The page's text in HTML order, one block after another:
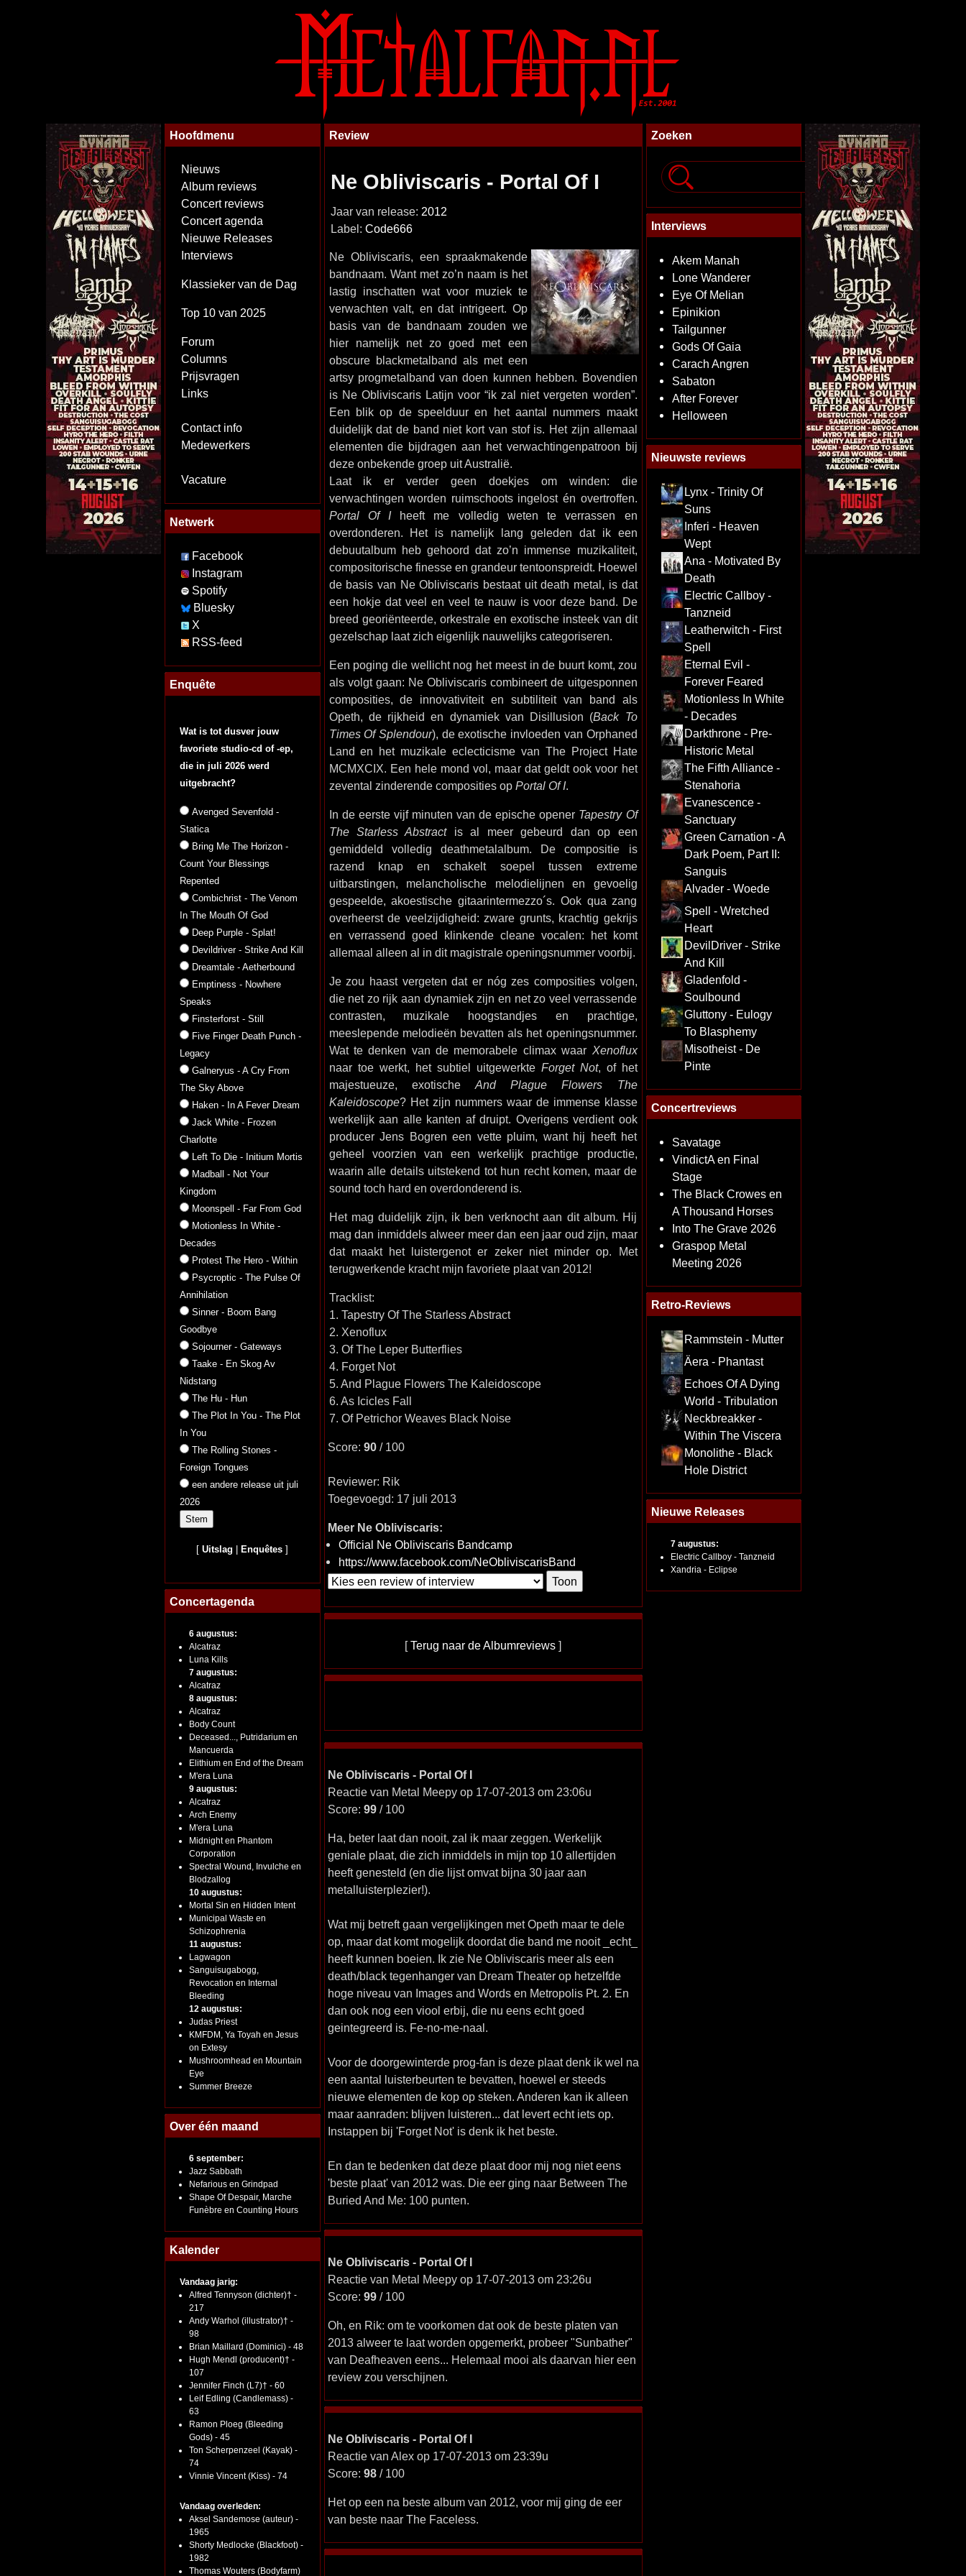
Hoofdmenu
Nieuws
Album reviews
Concert reviews
Concert agenda
Nieuwe Releases
Interviews
Klassieker van de Dag
Top 10 van 2025
Forum
Columns
Prijsvragen
Links
Contact info
Medewerkers
Vacature
Netwerk
Facebook
Instagram
Spotify
Bluesky
X
RSS-feed
Enquête
Wat is tot dusver jouw
favoriete studio-cd of -ep,
die in juli 2026 werd
uitgebracht?
Avenged Sevenfold -
Statica
Bring Me The Horizon -
Count Your Blessings
Repented
Combichrist - The Venom
In The Mouth Of God
Deep Purple - Splat!
Devildriver - Strike And Kill
Dreamtale - Aetherbound
Emptiness - Nowhere
Speaks
Finsterforst - Still
Five Finger Death Punch -
Legacy
Galneryus - A Cry From
The Sky Above
Haken - In A Fever Dream
Jack White - Frozen
Charlotte
Left To Die - Initium Mortis
Madball - Not Your
Kingdom
Moonspell - Far From God
Motionless In White -
Decades
Protest The Hero - Within
Psycroptic - The Pulse Of
Annihilation
Sinner - Boom Bang
Goodbye
Sojourner - Gateways
Taake - En Skog Av
Nidstang
The Hu - Hun
The Plot In You - The Plot
In You
The Rolling Stones -
Foreign Tongues
een andere release uit juli
2026
[Uitslag Enquêtes ]
Concertagenda
6 augustus:
Alcatraz
Luna Kills
7 augustus:
Alcatraz
8 augustus:
Alcatraz
Body Count
Deceased..., Putridarium en
Mancuerda
Elithium en End of the Dream
M'era Luna
9 augustus:
Alcatraz
Arch Enemy
M'era Luna
Midnight en Phantom
Corporation
Spectral Wound, Invulche en
Blodzallog
10 augustus:
Mortal Sin en Hidden Intent
Municipal Waste en
Schizophrenia
11 augustus:
Lagwagon
Sanguisugabogg,
Revocation en Internal
Bleeding
12 augustus:
Judas Priest
KMFDM, Ya Toyah en Jesus
on Extesy
Mushroomhead en Mountain
Eye
Summer Breeze
Over één maand
6 september:
Jazz Sabbath
Nefarious en Grindpad
Shape Of Despair, Marche
Funèbre en Counting Hours
Kalender
Vandaag jarig:
Alfred Tennyson (dichter)† -
217
Andy Warhol (illustrator)† -
98
Brian Maillard (Dominici) - 48
Hugh Mendl (producent)† -
107
Jennifer Finch (L7)† - 60
Leif Edling (Candlemass) -
63
Ramon Ploeg (Bleeding
Gods) - 45
Ton Scherpenzeel (Kayak) -
74
Vinnie Vincent (Kiss) - 74
Vandaag overleden:
Aksel Sandemose (auteur) -
1965
Shorty Medlocke (Blackfoot) -
1982
Thomas Wouters (Bodyfarm)
Review
Ne Obliviscaris - Portal Of I
Jaar van release: 2012
Label: Code666
Ne Obliviscaris, een spraakmakende
bandnaam. Want met zo’n naam is het
lastig inschatten wat voor muziek te
verwachten valt, en dat intrigeert. Op
basis van de bandnaam zouden we
hier namelijk net zo goed met een
obscure blackmetalband als met een
artsy progmetalband van doen kunnen hebben. Bovendien
is Ne Obliviscaris Latijn voor “ik zal niet vergeten worden”.
Een blik op de speelduur en het aantal nummers maakt
duidelijk dat de band niet kort van stof is. Het zijn allemaal
elementen die bijdragen aan het verwachtingenpatroon bij
deze onbekende groep uit Australië.
Laat ik er verder geen doekjes om winden: die
verwachtingen worden ruimschoots ingelost én overtroffen.
Portal Of Iheeft me volledig weten te verrassen en
overdonderen. Het is namelijk lang geleden dat ik een
debuutalbum heb gehoord dat zo’n immense muzikaliteit,
compositorische finesse en grandeur tentoonspreidt. Hoewel
de basis van Ne Obliviscaris bestaat uit death metal, is dat
een hokje dat veel en veel te nauw is voor deze band. De
breed georiënteerde, orkestrale en exotische insteek van dit
gezelschap laat zich eigenlijk nauwelijks categoriseren.
Een poging die wellicht nog het meest in de buurt komt, zou
als volgt gaan: Ne Obliviscaris combineert de uitgesponnen
composities, de innovativiteit en subtiliteit van band als
Opeth, de rijkheid en dynamiek van Disillusion (Back To
Times Of Splendour), de exotische invloeden van Orphaned
Land en het muzikale eclecticisme van The Project Hate
MCMXCIX. Een hele mond vol, maar dat geldt ook voor het
zevental zinderende composities op Portal Of I.
In de eerste vijf minuten van de epische opener Tapestry Of
The Starless Abstractis al meer gebeurd dan op een
gemiddeld volledig deathmetalalbum. De compositie is
razend knap en schakelt soepel tussen extreme
uitbarstingen, melancholische melodielijnen en gevoelig
gespeelde, akoestische gitaarintermezzo´s. Ook qua zang
overheerst de veelzijdigheid: zware grunts, krachtig gekrijs
en verrassend goed klinkende cleane vocalen: het komt
allemaal alleen al in dit magistrale openingsnummer voorbij.
Je zou haast vergeten dat er nóg zes composities volgen,
die net zo rijk aan dynamiek zijn en net zo veel verrassende
contrasten, muzikale hoogstandjes en prachtige,
meeslepende melodieën bevatten als het openingsnummer.
Wat te denken van de memorabele climax waar Xenoflux
naar toe werkt, het subtiel uitgewerkte Forget Not, of het
majestueuze, exotische And Plague Flowers The
Kaleidoscope? Het zijn nummers waar de immense klasse
werkelijk aan alle kanten af druipt. Overigens verdient ook
producer Jens Bogren een vette pluim, want hij heeft het
geheel voorzien van een werkelijk prachtige productie,
waarin alle details uitstekend tot hun recht komen, maar de
sound toch hard en overdonderend is.
Het mag duidelijk zijn, ik ben verknocht aan dit album. Hij
mag dan inmiddels alweer meer dan een jaar oud zijn, maar
dat maakt het luistergenot er zeker niet minder op. Met
terugwerkende kracht mijn favoriete plaat van 2012!
Tracklist:
1. Tapestry Of The Starless Abstract
2. Xenoflux
3. Of The Leper Butterflies
4. Forget Not
5. And Plague Flowers The Kaleidoscope
6. As Icicles Fall
7. Of Petrichor Weaves Black Noise
Score: 90/ 100
Reviewer: Rik
Toegevoegd: 17 juli 2013
Meer Ne Obliviscaris:
Official Ne Obliviscaris Bandcamp
https://www.facebook.com/NeObliviscarisBand
[Terug naar de Albumreviews ]
Ne Obliviscaris - Portal Of I
Reactie van Metal Meepy op 17-07-2013 om 23:06u
Score: 99/ 100
Ha, beter laat dan nooit, zal ik maar zeggen. Werkelijk
geniale plaat, die zich inmiddels in mijn top 10 allertijden
heeft genesteld (en die lijst omvat bijna 30 jaar aan
metalluisterplezier!).
Wat mij betreft gaan vergelijkingen met Opeth maar te dele
op, maar dat komt mogelijk doordat die band me nooit _echt_
heeft kunnen boeien. Ik zie Ne Obliviscaris meer als een
death/black tegenhanger van Dream Theater op hetzelfde
hoge niveau van Images and Words en Metropolis Pt. 2. En
dan ook nog een viool erbij, die nu eens echt goed
geintegreerd is. Fe-no-me-naal.
Voor de doorgewinterde prog-fan is deze plaat denk ik wel na
een aantal luisterbeurten te bevatten, hoewel er steeds
nieuwe elementen de kop op steken. Anderen kan ik alleen
maar aanraden: blijven luisteren... dat levert echt iets op.
Instappen bij 'Forget Not' is denk ik het beste.
En dan te bedenken dat deze plaat door mij nog niet eens
'beste plaat' van 2012 was. Die eer ging naar Between The
Buried And Me: 100 punten.
Ne Obliviscaris - Portal Of I
Reactie van Metal Meepy op 17-07-2013 om 23:26u
Score: 99/ 100
Oh, en Rik: om te voorkomen dat ook de beste platen van
2013 alweer te laat worden opgemerkt, probeer "Sunbather"
van Deafheaven eens... Helemaal mooi als daarvan hier een
review zou verschijnen.
Ne Obliviscaris - Portal Of I
Reactie van Alex op 17-07-2013 om 23:39u
Score: 98/ 100
Het op een na beste album van 2012, voor mij ging de eer
van beste naar The Faceless.
Zoeken
Interviews
Akem Manah
Lone Wanderer
Eye Of Melian
Epinikion
Tailgunner
Gods Of Gaia
Carach Angren
Sabaton
After Forever
Helloween
Nieuwste reviews
Lynx - Trinity Of
Suns
Inferi - Heaven
Wept
Ana - Motivated By
Death
Electric Callboy -
Tanzneid
Leatherwitch - First
Spell
Eternal Evil -
Forever Feared
Motionless In White
- Decades
Darkthrone - Pre-
Historic Metal
The Fifth Alliance -
Stenahoria
Evanescence -
Sanctuary
Green Carnation - A
Dark Poem, Part II:
Sanguis
Alvader - Woede
Spell - Wretched
Heart
DevilDriver - Strike
And Kill
Gladenfold -
Soulbound
Gluttony - Eulogy
To Blasphemy
Misotheist - De
Pinte
Concertreviews
Savatage
VindictA en Final
Stage
The Black Crowes en
A Thousand Horses
Into The Grave 2026
Graspop Metal
Meeting 2026
Retro-Reviews
Rammstein - Mutter
Äera - Phantast
Echoes Of A Dying
World - Tribulation
Neckbreakker -
Within The Viscera
Monolithe - Black
Hole District
Nieuwe Releases
7 augustus:
Electric Callboy - Tanzneid
Xandria - Eclipse